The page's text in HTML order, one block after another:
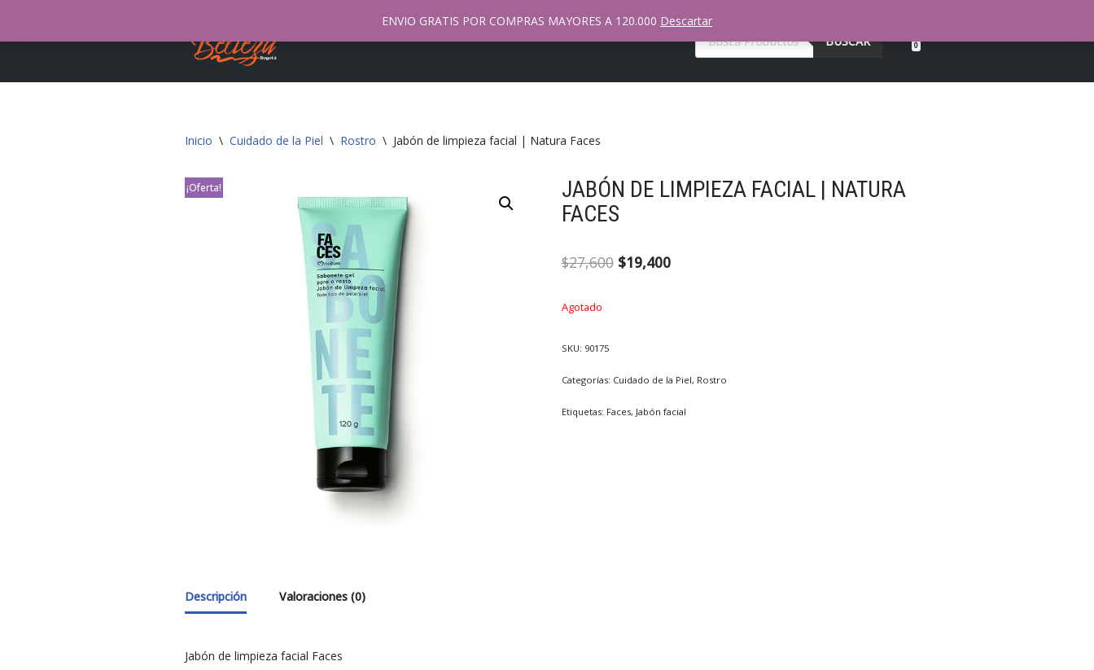
Saltar
contenido
BUSCAR 0
Inicio \ Cuidado de la Piel \ Rostro \ Jabón de limpieza facial | Natura Faces
¡Oferta!
JABÓN DE LIMPIEZA FACIAL | NATURA
FACES
$27,600 $19,400
Agotado
SKU: 90175
Categorías: Cuidado de la Piel, Rostro
Etiquetas: Faces, Jabón facial
Descripción Valoraciones (0)
Jabón de limpieza facial Faces
ENVIO GRATIS POR COMPRAS MAYORES A 120.000 Descartar